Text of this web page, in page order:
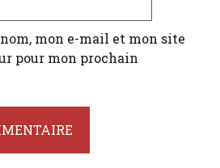
mon e-mail et mon site
pour mon prochain